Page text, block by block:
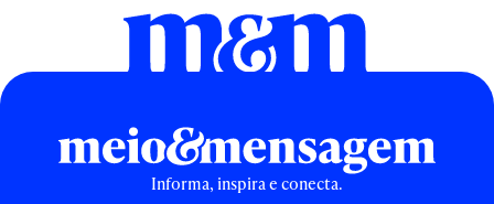
Informa, inspira e conecta.